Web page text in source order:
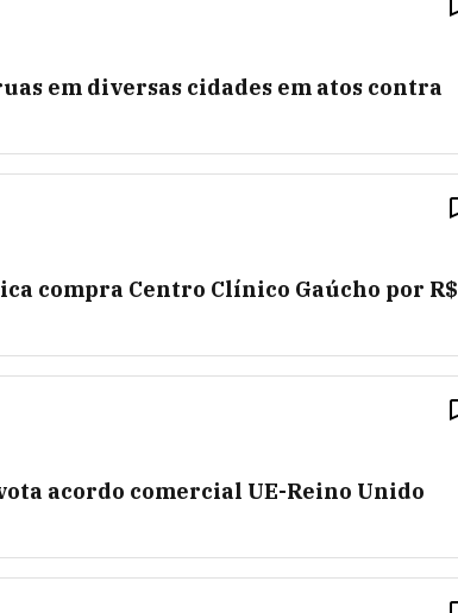
em diversas cidades em atos contra
compra Centro Clínico Gaúcho por R$
acordo comercial UE-Reino Unido